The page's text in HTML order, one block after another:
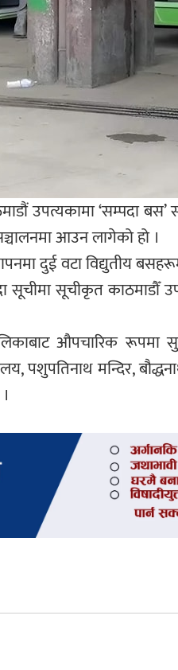
उपत्यकामा ‘सम्पदा
आउन लागेको हो ।
दुई वटा विद्युतीय
सूचीमा सूचीकृत काठमाडौँ
औपचारिक रूपमा
पशुपतिनाथ मन्दिर,